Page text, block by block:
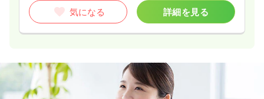
気になる 詳細を見る